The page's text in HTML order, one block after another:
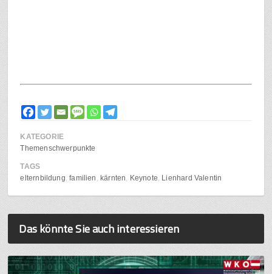
KATEGORIE
Themenschwerpunkte
TAGS
elternbildung familien kärnten Keynote Lienhard Valentin
Das könnte Sie auch interessieren